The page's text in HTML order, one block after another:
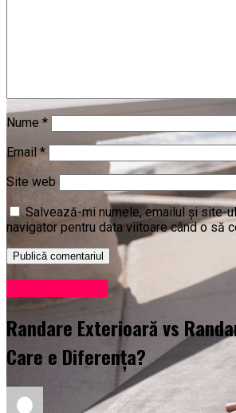
Nume *
Email*
Site web
Salvează-mi numele, emailul și site-
navigator pentru data viitoare când o să
Randare Exterioară vs
Care e Diferența?